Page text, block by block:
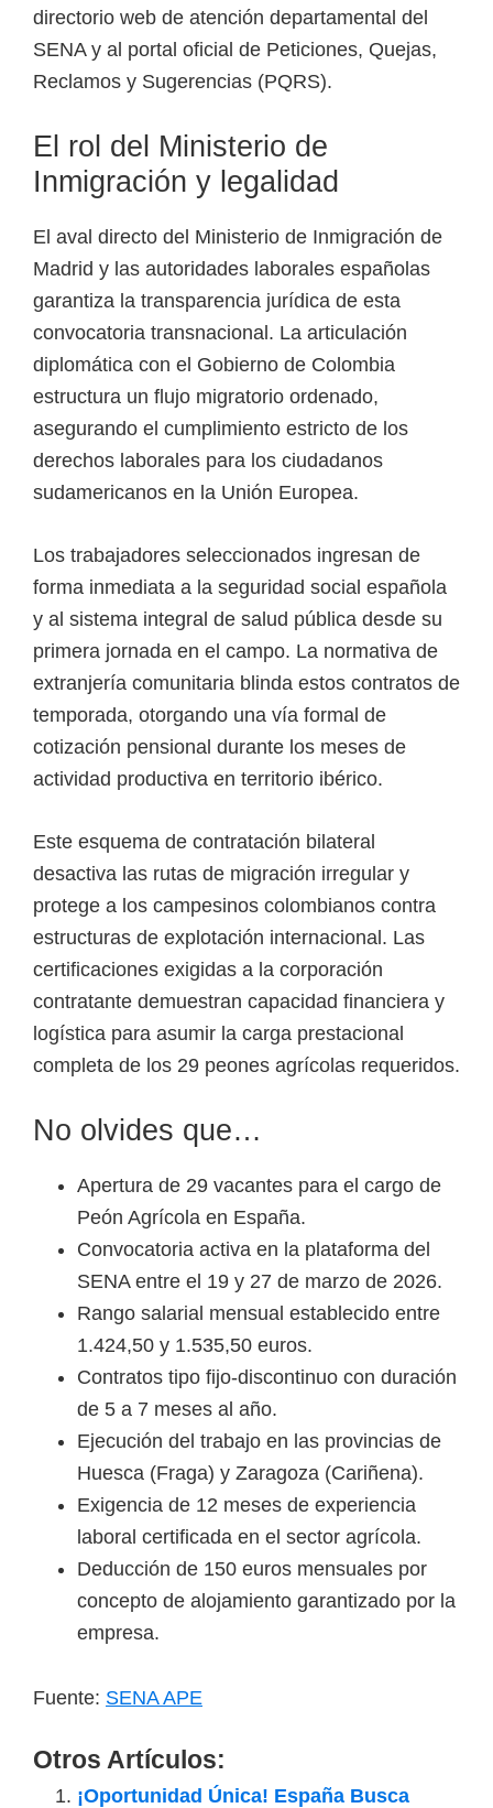
directorio web de atención departamental del
SENA y al portal oficial de Peticiones, Quejas,
Reclamos y Sugerencias (PQRS).
El rol del Ministerio de
Inmigración y legalidad
El aval directo del Ministerio de Inmigración de
Madrid y las autoridades laborales españolas
garantiza la transparencia jurídica de esta
convocatoria transnacional. La articulación
diplomática con el Gobierno de Colombia
estructura un flujo migratorio ordenado,
asegurando el cumplimiento estricto de los
derechos laborales para los ciudadanos
sudamericanos en la Unión Europea.
Los trabajadores seleccionados ingresan de
forma inmediata a la seguridad social española
y al sistema integral de salud pública desde su
primera jornada en el campo. La normativa de
extranjería comunitaria blinda estos contratos de
temporada, otorgando una vía formal de
cotización pensional durante los meses de
actividad productiva en territorio ibérico.
Este esquema de contratación bilateral
desactiva las rutas de migración irregular y
protege a los campesinos colombianos contra
estructuras de explotación internacional. Las
certificaciones exigidas a la corporación
contratante demuestran capacidad financiera y
logística para asumir la carga prestacional
completa de los 29 peones agrícolas requeridos.
No olvides que…
Apertura de 29 vacantes para el cargo de
Peón Agrícola en España.
Convocatoria activa en la plataforma del
SENA entre el 19 y 27 de marzo de 2026.
Rango salarial mensual establecido entre
1.424,50 y 1.535,50 euros.
Contratos tipo fijo-discontinuo con duración
de 5 a 7 meses al año.
Ejecución del trabajo en las provincias de
Huesca (Fraga) y Zaragoza (Cariñena).
Exigencia de 12 meses de experiencia
laboral certificada en el sector agrícola.
Deducción de 150 euros mensuales por
concepto de alojamiento garantizado por la
empresa.
Fuente: SENA APE
Otros Artículos:
¡Oportunidad Única! España Busca